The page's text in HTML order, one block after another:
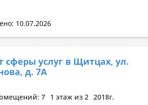
10.07.2026
сферы услуг в Щитцах, ул.
д. 7А
7 1 этаж из 2 2018г.